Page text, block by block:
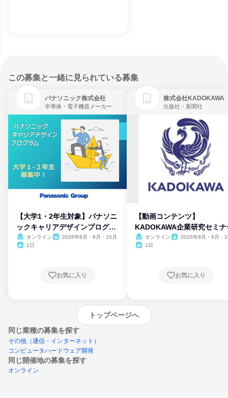
この募集と一緒に見られている募集
パナソニック株式会社
半導体・電子機器メーカー
【大学1・2年生対象】パナソニ
ックキャリアデザインプログラ
ム
オンライン
2026年8月・9月・10月
1日
お気に入り
株式会社KADOKAWA
出版社・新聞社
【動画コンテンツ】
KADOKAWA企業研究セミナ
オンライン
2026年8月・9月・
1日
お気に入り
トップページへ
同じ業種の募集を探す
その他（通信・インターネット）
コンピュータハードウェア開発
同じ開催地の募集を探す
オンライン